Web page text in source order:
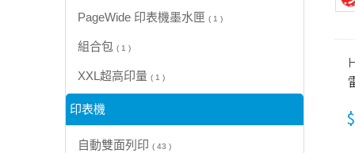
PageWide 印表機墨水匣 ( 1 )
組合包 ( 1 )
XXL超高印量 ( 1 )
印表機
自動雙面列印 ( 43 )